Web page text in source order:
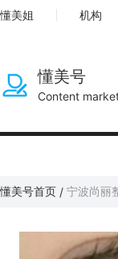
懂美姐 机构
懂美号
Content
懂美号首页 / 宁波尚丽